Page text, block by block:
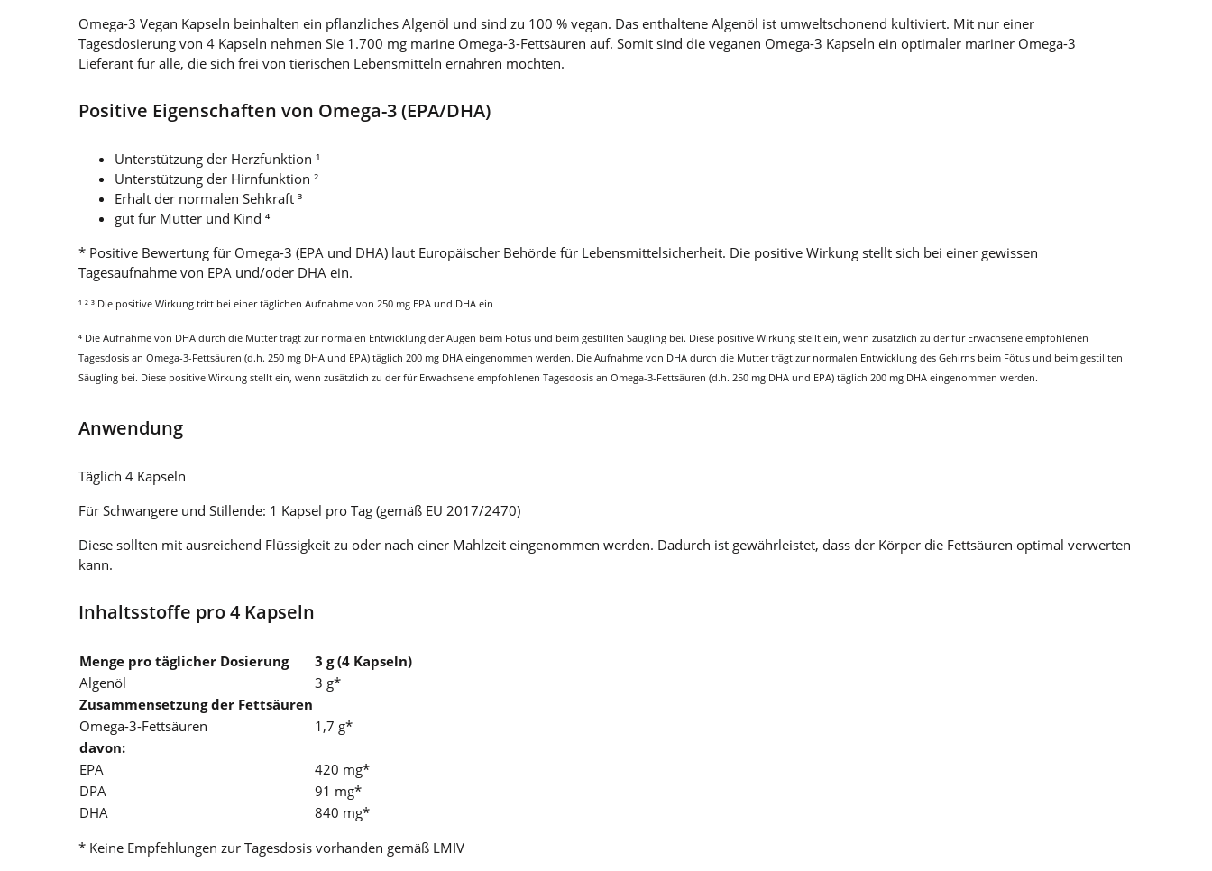
Omega-3 Vegan Kapseln beinhalten ein pflanzliches Algenöl und sind zu 100 % vegan. Das enthaltene Algenöl ist umweltschonend kultiviert. Mit nur einer
Tagesdosierung von 4 Kapseln nehmen Sie 1.700 mg marine Omega-3-Fettsäuren auf. Somit sind die veganen Omega-3 Kapseln ein optimaler mariner Omega-3
Lieferant für alle, die sich frei von tierischen Lebensmitteln ernähren möchten.
Positive Eigenschaften von Omega-3 (EPA/DHA)
Unterstützung der Herzfunktion ¹
Unterstützung der Hirnfunktion ²
Erhalt der normalen Sehkraft ³
gut für Mutter und Kind ⁴
* Positive Bewertung für Omega-3 (EPA und DHA) laut Europäischer Behörde für Lebensmittelsicherheit. Die positive Wirkung stellt sich bei einer gewissen
Tagesaufnahme von EPA und/oder DHA ein.
¹ ² ³ Die positive Wirkung tritt bei einer täglichen Aufnahme von 250 mg EPA und DHA ein
⁴ Die Aufnahme von DHA durch die Mutter trägt zur normalen Entwicklung der Augen beim Fötus und beim gestillten Säugling bei. Diese positive Wirkung stellt ein, wenn zusätzlich zu der für Erwachsene empfohlenen
Tagesdosis an Omega-3-Fettsäuren (d.h. 250 mg DHA und EPA) täglich 200 mg DHA eingenommen werden. Die Aufnahme von DHA durch die Mutter trägt zur normalen Entwicklung des Gehirns beim Fötus und beim gestillten
Säugling bei. Diese positive Wirkung stellt ein, wenn zusätzlich zu der für Erwachsene empfohlenen Tagesdosis an Omega-3-Fettsäuren (d.h. 250 mg DHA und EPA) täglich 200 mg DHA eingenommen werden.
Anwendung
Täglich 4 Kapseln
Für Schwangere und Stillende: 1 Kapsel pro Tag (gemäß EU 2017/2470)
Diese sollten mit ausreichend Flüssigkeit zu oder nach einer Mahlzeit eingenommen werden. Dadurch ist gewährleistet, dass der Körper die Fettsäuren optimal verwerten
kann.
Inhaltsstoffe pro 4 Kapseln
Menge pro täglicher Dosierung
3 g (4 Kapseln)
Algenöl
3 g*
Zusammensetzung der Fettsäuren
Omega-3-Fettsäuren
1,7 g*
davon:
EPA
420 mg*
DPA
91 mg*
DHA
840 mg*
* Keine Empfehlungen zur Tagesdosis vorhanden gemäß LMIV